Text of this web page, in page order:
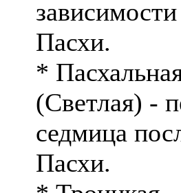
Пасхи.
*
(Светлая) -
седмица
Пасхи.